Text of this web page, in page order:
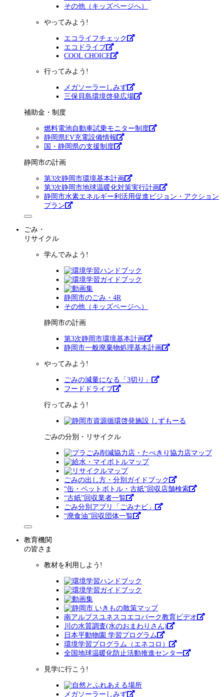
その他（キッズページへ）
やってみよう!
エコライフチェック
エコドライブ
COOL CHOICE
行ってみよう!
メガソーラーしみず
三保貝島環境啓発広場
補助金・制度
燃料電池自動車試乗モニター制度
静岡県EV充電設備情報
国・静岡県の支援制度
静岡市の計画
第3次静岡市環境基本計画
第3次静岡市地球温暖化対策実行計画
静岡市水素エネルギー利活用促進ビジョン・アクション
プラン
ごみ・
リサイクル
学んでみよう!
静岡市のごみ・4R
その他（キッズページへ）
静岡市の計画
第3次静岡市環境基本計画
静岡市一般廃棄物処理基本計画
やってみよう!
ごみの減量になる「3切り」
フードドライブ
行ってみよう!
ごみの分別・リサイクル
ごみの出し方・分別ガイドブック
“缶・ペットボトル・古紙”回収店舗検索
“古紙”回収業者一覧
ごみ分別アプリ「ごみナビ」
“廃食油”回収団体一覧
教育機関
の皆さま
教材を利用しよう!
南アルプスユネスコエコパーク教育ビデオ
川の水質調査(水のおまわりさん)
日本平動物園 学習プログラム
環境学習プログラム（エネコロ）
全国地球温暖化防止活動推進センター
見学に行こう!
メガソーラーしみず